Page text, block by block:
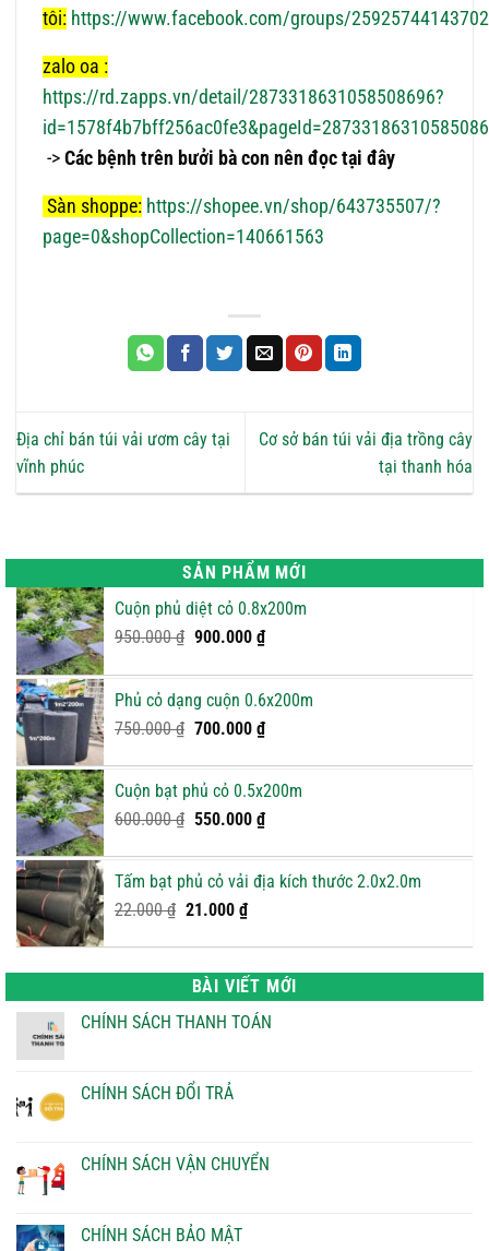
tôi: https://www.facebook.com/groups/
zalo oa :
https://rd.zapps.vn/detail/2873318631058508696?
-> Các bệnh trên bưởi bà con nên đọc tại đây
Sàn shoppe: https://shopee.vn/shop/643735507/?
page=0&shopCollection=140661563
Địa chỉ bán túi vải ươm cây tại
vĩnh phúc
Cơ sở bán túi vải địa trồng cây
tại thanh hóa
SẢN PHẨM MỚI
Cuộn phủ diệt cỏ 0.8x200m
950.000₫ Giá
là:
950.000 ₫.
900.000 ₫Giá
tại
là:
900.000 ₫.
Phủ cỏ dạng cuộn 0.6x200m
750.000₫ Giá
là:
750.000 ₫.
700.000 ₫Giá
tại
là:
700.000 ₫.
Cuộn bạt phủ cỏ 0.5x200m
600.000₫ Giá
là:
600.000 ₫.
550.000 ₫Giá
tại
là:
Tấm bạt phủ cỏ vải địa kích thước 2.0x2.0m
22.000₫ Giá
là:
22.000 ₫.
21.000 ₫Giá
tại
là:
21.000 ₫.
BÀI VIẾT MỚI
CHÍNH SÁCH THANH TOÁN
luận
ở
TOÁN
CHÍNH SÁCH ĐỔI TRẢ
luận
ở
TRẢ
CHÍNH SÁCH VẬN CHUYỂN
luận
ởCHÍNH SÁCH BẢO MẬT